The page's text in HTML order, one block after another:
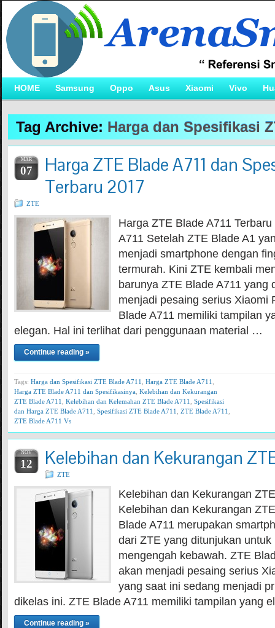
HOME Samsung Oppo Asus Xiaomi Vivo
Tag Archive: Harga dan Spesifikasi
MAR
07
Harga ZTE Blade A711 dan
Terbaru 2017
ZTE
Harga ZTE Blade A711
A711 Setelah ZTE Blade A1
menjadi smartphone dengan
termurah. Kini ZTE kembali
barunya ZTE Blade A711 yang
menjadi pesaing serius Xiaomi
Blade A711 memiliki tampilan
elegan. Hal ini terlihat dari penggunaan material …
Continue reading »
Tags: Harga dan Spesifikasi ZTE Blade A711 Harga ZTE Blade A711
Harga ZTE Blade A711 dan Spesifikasinya, Kelebihan dan Kekurangan
ZTE Blade A711
Kelebihan dan Kelemahan ZTE Blade A711
Spesifikasi
dan Harga ZTE Blade A711
Spesifikasi ZTE Blade A711 ZTE Blade A711
ZTE Blade A711 Vs
NOV
12 Kelebihan dan Kekurangan
ZTE
Kelebihan dan Kekurangan
Kelebihan dan Kekurangan
Blade A711 merupakan
dari ZTE yang ditunjukan
mengengah kebawah. ZTE
akan menjadi pesaing serius
yang saat ini sedang menjadi
dikelas ini. ZTE Blade A711 memiliki tampilan yang
Continue reading »